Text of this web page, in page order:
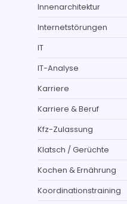
Innenarchitektur
Internetstörungen
IT
IT-Analyse
Karriere
Karriere & Beruf
Kfz-Zulassung
Klatsch / Gerüchte
Kochen & Ernährung
Koordinationstraining